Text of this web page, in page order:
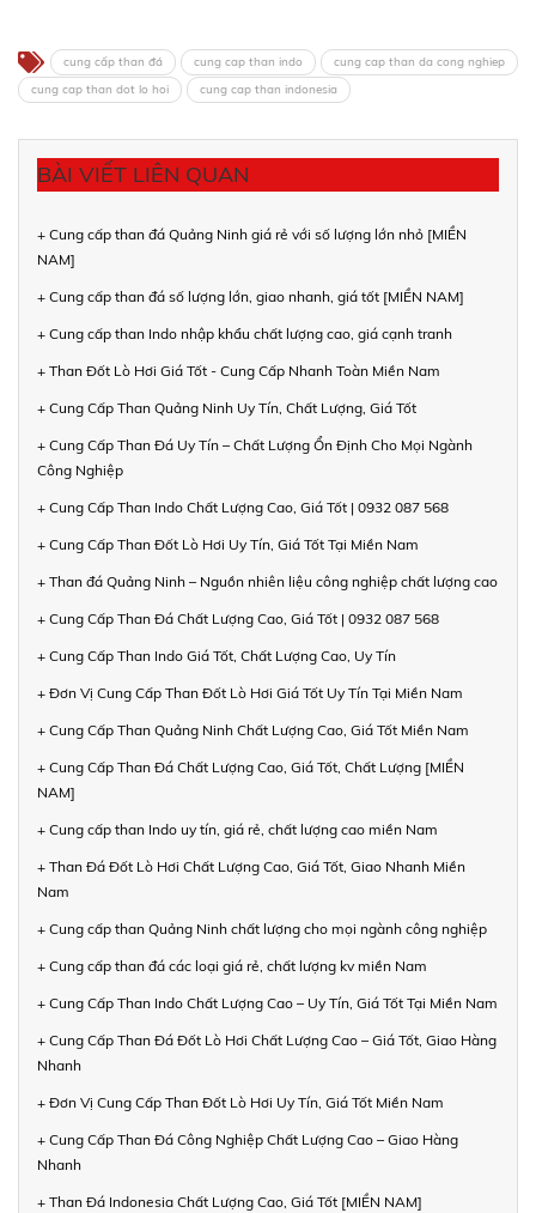
cung cấp than đá cung cap than indo
cung cap than da cong nghiep
cung cap than dot lo hoi
cung cap than indonesia
BÀI VIẾT LIÊN QUAN
+ Cung cấp than đá Quảng Ninh giá rẻ với số lượng lớn nhỏ [MIỀN
NAM]
+ Cung cấp than đá số lượng lớn, giao nhanh, giá tốt [MIỀN NAM]
+ Cung cấp than Indo nhập khẩu chất lượng cao, giá cạnh tranh
+ Than Đốt Lò Hơi Giá Tốt - Cung Cấp Nhanh Toàn Miền Nam
+ Cung Cấp Than Quảng Ninh Uy Tín, Chất Lượng, Giá Tốt
+ Cung Cấp Than Đá Uy Tín – Chất Lượng Ổn Định Cho Mọi Ngành
Công Nghiệp
+ Cung Cấp Than Indo Chất Lượng Cao, Giá Tốt | 0932 087 568
+ Cung Cấp Than Đốt Lò Hơi Uy Tín, Giá Tốt Tại Miền Nam
+ Than đá Quảng Ninh – Nguồn nhiên liệu công nghiệp chất lượng cao
+ Cung Cấp Than Đá Chất Lượng Cao, Giá Tốt | 0932 087 568
+ Cung Cấp Than Indo Giá Tốt, Chất Lượng Cao, Uy Tín
+ Đơn Vị Cung Cấp Than Đốt Lò Hơi Giá Tốt Uy Tín Tại Miền Nam
+ Cung Cấp Than Quảng Ninh Chất Lượng Cao, Giá Tốt Miền Nam
+ Cung Cấp Than Đá Chất Lượng Cao, Giá Tốt, Chất Lượng [MIỀN
NAM]
+ Cung cấp than Indo uy tín, giá rẻ, chất lượng cao miền Nam
+ Than Đá Đốt Lò Hơi Chất Lượng Cao, Giá Tốt, Giao Nhanh Miền
Nam
+ Cung cấp than Quảng Ninh chất lượng cho mọi ngành công nghiệp
+ Cung cấp than đá các loại giá rẻ, chất lượng kv miền Nam
+ Cung Cấp Than Indo Chất Lượng Cao – Uy Tín, Giá Tốt Tại Miền Nam
+ Cung Cấp Than Đá Đốt Lò Hơi Chất Lượng Cao – Giá Tốt, Giao Hàng
Nhanh
+ Đơn Vị Cung Cấp Than Đốt Lò Hơi Uy Tín, Giá Tốt Miền Nam
+ Cung Cấp Than Đá Công Nghiệp Chất Lượng Cao – Giao Hàng
Nhanh
+ Than Đá Indonesia Chất Lượng Cao, Giá Tốt [MIỀN NAM]